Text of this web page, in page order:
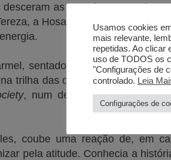
as escadas antes do
a Hosana e todos por lá
sentados nos bancos, no
trilha das quadras debeach
, num desfile fascinante. No
coube uma reação de, em
pela atitude. Conhecia a
Usamos cookies
mais relevante,
repetidas. Ao clicar
uso de TODOS os
"Configurações de
controlado. Leia
Configurações de